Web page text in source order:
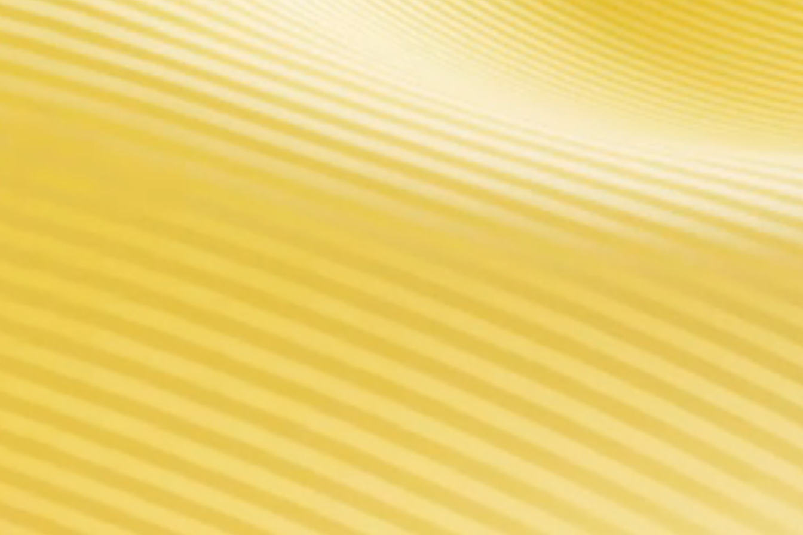
mode qui peut protéger au maximum les réservoirs avec ses correspondances
intelligentes de FIT 1/2/3.
FIT 2: Flavor set
de fonctionnement normales et correctes) Correspondances intelligentes avec
AJUSTER votre main